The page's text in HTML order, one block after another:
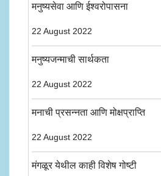
मनुष्यसेवा आणि ईश्वरोपासना
22 August 2022
मनुष्यजन्माची सार्थकता
22 August 2022
मनाची प्रसन्नता आणि मोक्षप्राप्ति
22 August 2022
मंगळूर येथील काही विशेष गोष्टी